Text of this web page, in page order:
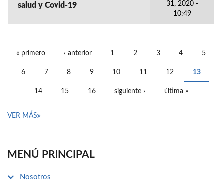
salud y Covid-19
31, 2020 -
10:49
« primero ‹ anterior 1 2 3 4 5
6 7 8 9 10 11 12 13
14 15 16 siguiente › última »
VER MÁS
MENÚ PRINCIPAL
Nosotros